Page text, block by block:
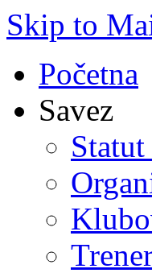
Skip to
Početna
Savez